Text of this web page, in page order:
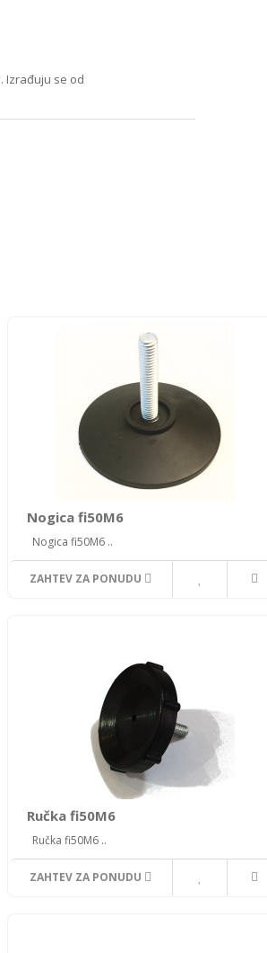
Izrađuju se od
Nogica fi50M6
Nogica fi50M6 ..
ZAHTEV ZA PONUDU
Ručka fi50M6
Ručka fi50M6 ..
ZAHTEV ZA PONUDU